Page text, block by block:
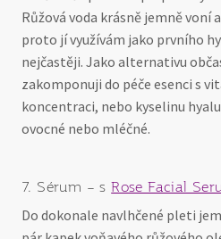
Růžová voda krásně jemně voní
proto jí využívám jako prvního
nejčastěji. Jako alternativu
zakomponuji do péče esenci s
koncentraci, nebo kyselinu
ovocné nebo mléčné.
7. Sérum – sRose Facial
Do dokonale navlhčené pleti